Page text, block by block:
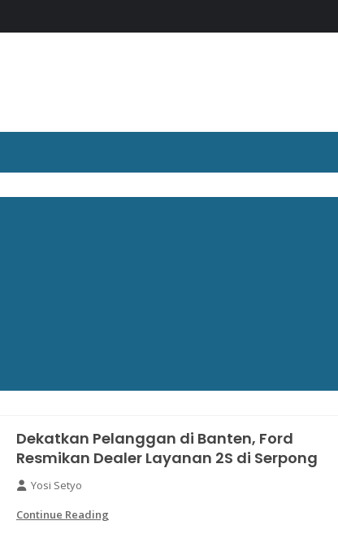
Dekatkan Pelanggan di Banten, Ford
Resmikan Dealer Layanan 2S di Serpong
Yosi Setyo
Continue Reading